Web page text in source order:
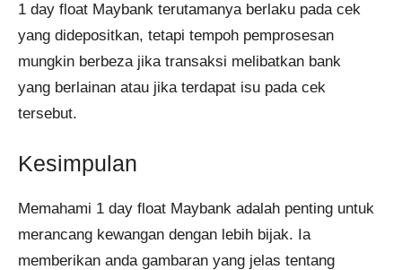
1 day float Maybank terutamanya berlaku pada cek
yang didepositkan, tetapi tempoh pemprosesan
mungkin berbeza jika transaksi melibatkan bank
yang berlainan atau jika terdapat isu pada cek
tersebut.
Kesimpulan
Memahami 1 day float Maybank adalah penting untuk
merancang kewangan dengan lebih bijak. Ia
memberikan anda gambaran yang jelas tentang